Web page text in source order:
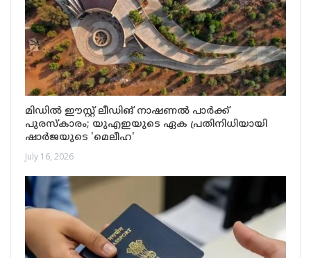
മിഡിൽ ഈസ്റ്റ് ലീഡിങ് നാഷണൽ പാർക്ക്
പുരസ്കാരം; യുഎഇയുടെ ഏക പ്രതിനിധിയായി
ഷാർജയുടെ 'മെലീഹ'
July 16, 2026